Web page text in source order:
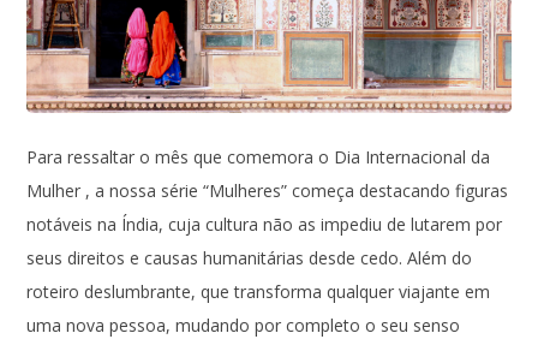
Para ressaltar o mês que comemora o Dia Internacional da
Mulher , a nossa série “Mulheres” começa destacando figuras
notáveis na Índia, cuja cultura não as impediu de lutarem por
seus direitos e causas humanitárias desde cedo. Além do
roteiro deslumbrante, que transforma qualquer viajante em
uma nova pessoa, mudando por completo o seu senso